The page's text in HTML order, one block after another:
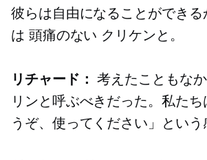
彼らは自由になることができる
は 頭痛のない クリケンと。
リチャード： 考えたこともな
リンと呼ぶべきだった。私た
うぞ、使ってください」という